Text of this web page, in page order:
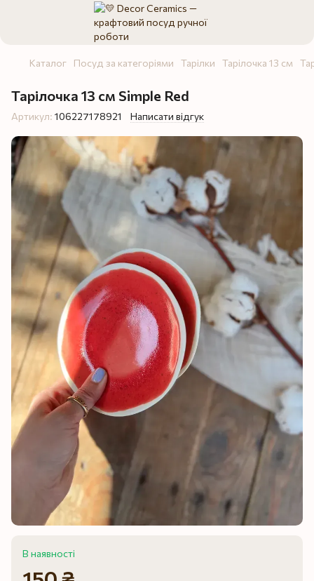
Каталог Посуд за категоріями Тарілки Тарілочка 13 см
Тарілочка 13 см Simple Red
Артикул: 106227178921 Написати відгук
В наявності